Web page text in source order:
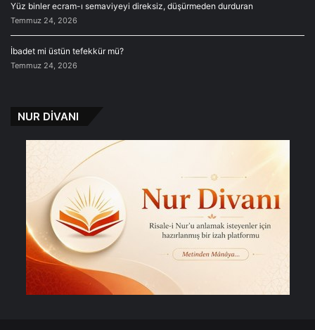
Yüz binler ecram-ı semaviyeyi direksiz, düşürmeden durduran
Temmuz 24, 2026
İbadet mi üstün tefekkür mü?
Temmuz 24, 2026
NUR DİVANI